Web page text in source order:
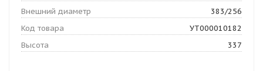
Внешний диаметр
383/256
Код товара
УТ000010182
Высота
337